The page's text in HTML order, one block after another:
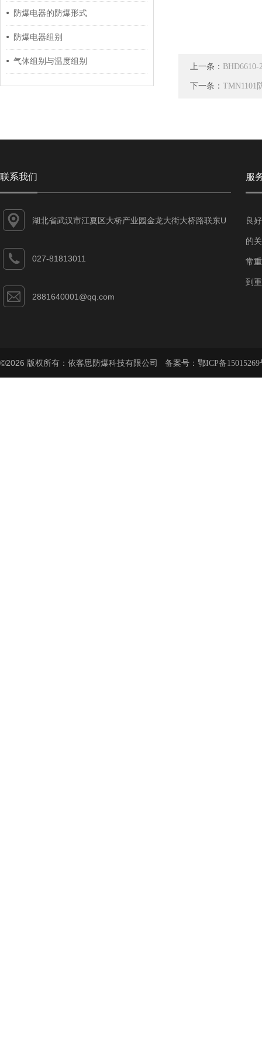
防爆电器的防爆形式
防爆电器组别
气体组别与温度组别
上一条：
下一条： TMN1101
联系我们
湖北省武汉市江夏区大桥产业园金龙大街大桥路联东U
027-81813011
2881640001@qq.com
服
良
的
常
到
©2026 版权所有：依客思防爆科技有限公司 备案号： 鄂ICP备15015269